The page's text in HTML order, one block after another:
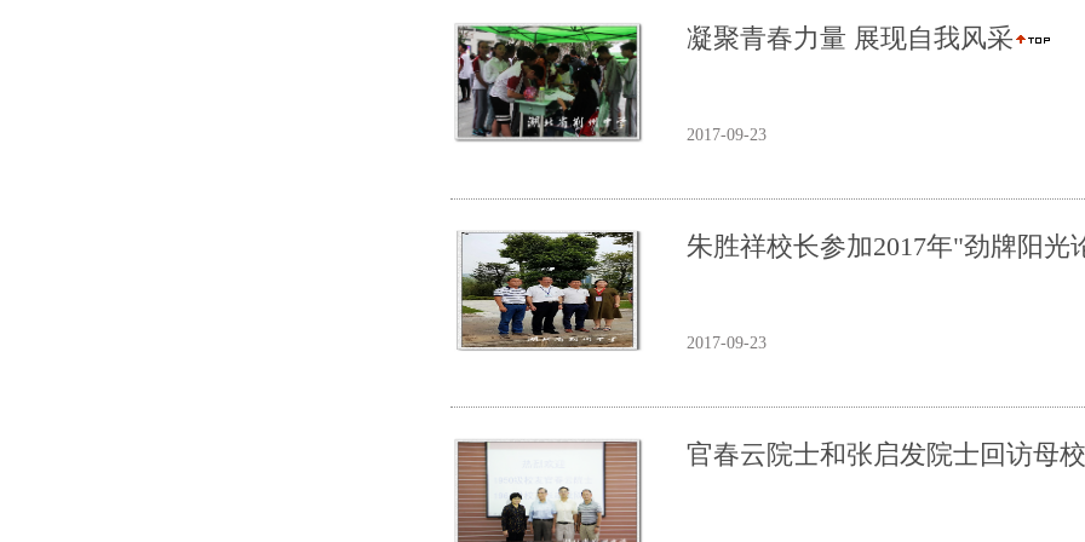
凝聚青春力量 展现自我风采
2017-09-23
朱胜祥校长参加2017年"劲牌阳光
2017-09-23
官春云院士和张启发院士回访母